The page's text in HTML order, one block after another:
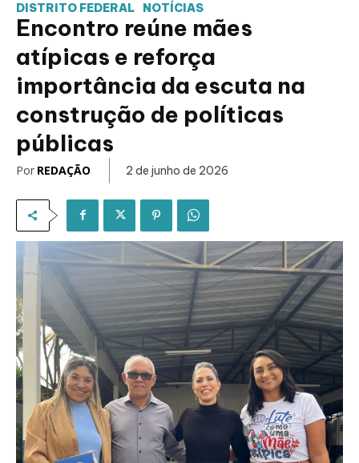
DISTRITO FEDERAL NOTÍCIAS
Encontro reúne mães
atípicas e reforça
importância da escuta na
construção de políticas
públicas
Por REDAÇÃO 2 de junho de 2026